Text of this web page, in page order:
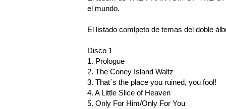
el mundo.
El listado comlpeto de temas del doble
Disco 1
1. Prologue
2. The Coney Island Waltz
3. That´s the place you ruined, you fool!
4. A Little Slice of Heaven
5. Only For Him/Only For You